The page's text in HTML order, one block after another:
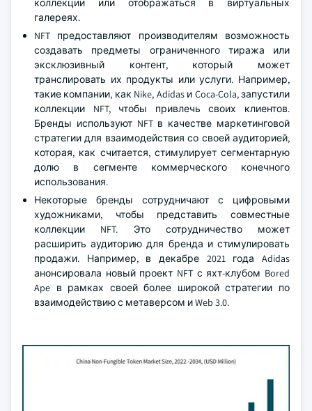
коллекции или отображаться в виртуальных
галереях.
NFT предоставляют производителям возможность
создавать предметы ограниченного тиража или
эксклюзивный контент, который может
транслировать их продукты или услуги. Например,
такие компании, как Nike, Adidas и Coca-Cola, запустили
коллекции NFT, чтобы привлечь своих клиентов.
Бренды используют NFT в качестве маркетинговой
стратегии для взаимодействия со своей аудиторией,
которая, как считается, стимулирует сегментарную
долю в сегменте коммерческого конечного
использования.
Некоторые бренды сотрудничают с цифровыми
художниками, чтобы представить совместные
коллекции NFT. Это сотрудничество может
расширить аудиторию для бренда и стимулировать
продажи. Например, в декабре 2021 года Adidas
анонсировала новый проект NFT с яхт-клубом Bored
Ape в рамках своей более широкой стратегии по
взаимодействию с метаверсом и Web 3.0.